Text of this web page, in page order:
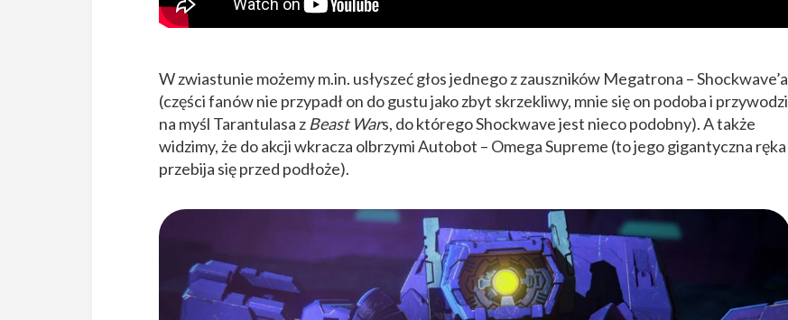
W zwiastunie możemy m.in. usłyszeć głos jednego z zauszników Megatrona – Shockwave’a
(części fanów nie przypadł on do gustu jako zbyt skrzekliwy, mnie się on podoba i przywodzi
na myśl Tarantulasa z Beast Wars, do którego Shockwave jest nieco podobny). A także
widzimy, że do akcji wkracza olbrzymi Autobot – Omega Supreme (to jego gigantyczna ręka
przebija się przed podłoże).